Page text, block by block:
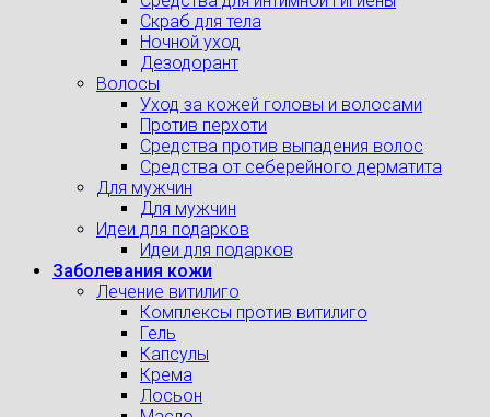
Скраб для тела
Ночной уход
Дезодорант
Волосы
Уход за кожей головы и волосами
Против перхоти
Средства против выпадения волос
Средства от себерейного дерматита
Для мужчин
Для мужчин
Идеи для подарков
Идеи для подарков
Заболевания кожи
Лечение витилиго
Комплексы против витилиго
Гель
Капсулы
Крема
Лосьон